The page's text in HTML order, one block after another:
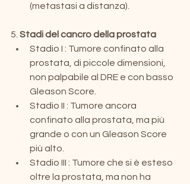
(metastasi a distanza).
5. Stadi del cancro della prostata
Stadio I : Tumore confinato alla
prostata, di piccole dimensioni,
non palpabile al DRE e con basso
Gleason Score.
Stadio II : Tumore ancora
confinato alla prostata, ma più
grande o con un Gleason Score
più alto.
Stadio III : Tumore che si è esteso
oltre la prostata, ma non ha